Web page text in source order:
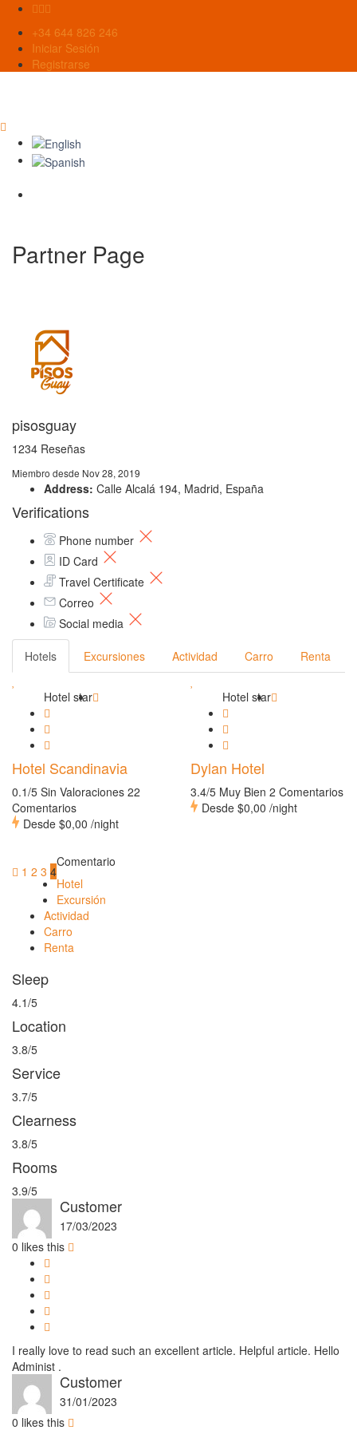
+34 644 826 246
Iniciar Sesión
Registrarse
Partner Page
pisosguay
1234 Reseñas
Miembro desde Nov 28, 2019
Address: Calle Alcalá 194, Madrid, España
Verifications
Phone number
ID Card
Travel Certificate
Correo
Social media
Hotels Excursiones Actividad Carro Renta
Hotel star
Hotel Scandinavia
0.1/5 Sin Valoraciones 22
Comentarios
Desde $0,00 /night
Hotel star
Dylan Hotel
3.4/5 Muy Bien 2 Comentarios
Desde $0,00 /night
1 2 3 4
Comentario
Hotel
Excursión
Actividad
Carro
Renta
Sleep
4.1/5
Location
3.8/5
Service
3.7/5
Clearness
3.8/5
Rooms
3.9/5
Customer
17/03/2023
0 likes this
I really love to read such an excellent article. Helpful article. Hello
Administ .
Customer
31/01/2023
0 likes this